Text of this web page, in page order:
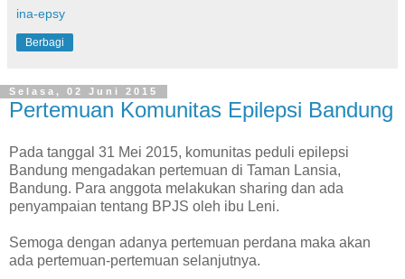
ina-epsy
Berbagi
Selasa, 02 Juni 2015
Pertemuan Komunitas Epilepsi Bandung
Pada tanggal 31 Mei 2015, komunitas peduli epilepsi
Bandung mengadakan pertemuan di Taman Lansia,
Bandung. Para anggota melakukan sharing dan ada
penyampaian tentang BPJS oleh ibu Leni.
Semoga dengan adanya pertemuan perdana maka akan
ada pertemuan-pertemuan selanjutnya.